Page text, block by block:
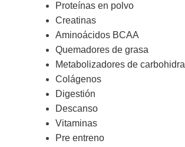
Proteínas en polvo
Creatinas
Aminoácidos BCAA
Quemadores de grasa
Metabolizadores de
Colágenos
Digestión
Descanso
Vitaminas
Pre entreno